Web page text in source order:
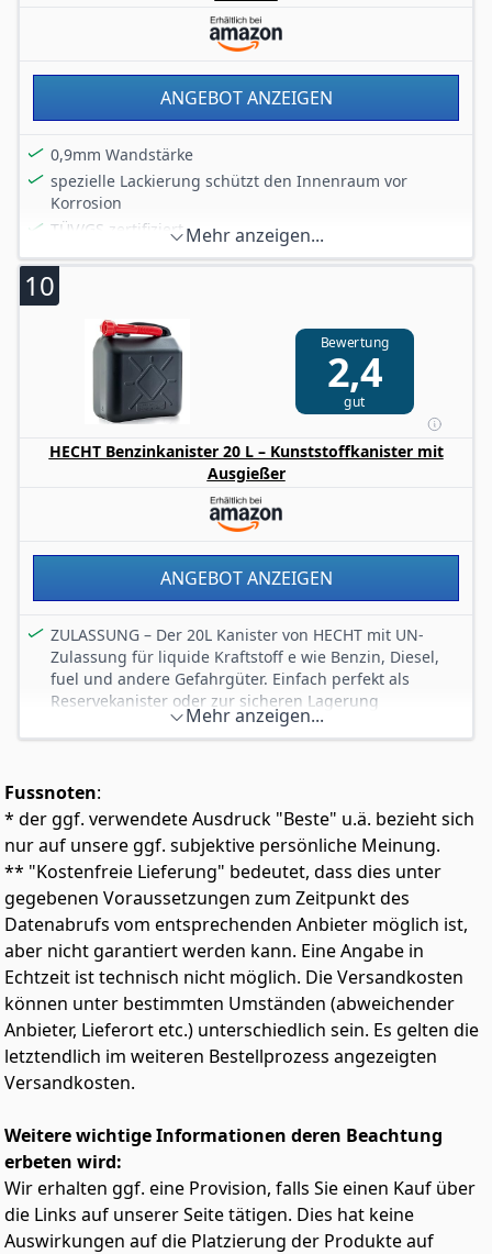
ANGEBOT ANZEIGEN
0,9mm Wandstärke
spezielle Lackierung schützt den Innenraum vor
Korrosion
TÜV/GS zertifiziert
UN Zulassung für Gefahrguttransporte
Mehr anzeigen...
10
Bewertung
2,4
gut
HECHT Benzinkanister 20 L – Kunststoffkanister mit
Ausgießer
ANGEBOT ANZEIGEN
ZULASSUNG – Der 20L Kanister von HECHT mit UN-
Zulassung für liquide Kraftstoff e wie Benzin, Diesel,
fuel und andere Gefahrgüter. Einfach perfekt als
Reservekanister oder zur sicheren Lagerung
HOCHWERTIGES MATERIAL – Der PE Kunststoff macht
Blechkanistern: Geringes Gewicht im leer Zustand &
kein Rost
PERFEKTES HANDLING – Der kompakte
Treibstoffkanister lässt sich ideal verstauen oder
mühelos am Handgriff transportieren. Dank
beiliegendem Auslaufrohr kann der Sprit bequem,
ohne Trichter in den Tank
MADE IN EUROPA – Hergestellt wird der Benzinkanister
umweltbewusst, nach allen EU-Richtlinien und erfüllt
jegliche Sicherheitsstandards. So helfen wir den CO2-
Fußabdruck zu reduzieren
HECHT QUALITÄT – Egal ob Tankkanister, Stahlkanister,
Benzinflasche, Metall Dieselkanne, Stahlblechkanister,
Ölkanister oder petrol fürs Motorrad, setzen auch Sie
Mehr anzeigen...
Fussnoten:
* der ggf. verwendete Ausdruck "Beste" u.ä. bezieht sich
nur auf unsere ggf. subjektive persönliche Meinung.
** "Kostenfreie Lieferung" bedeutet, dass dies unter
gegebenen Voraussetzungen zum Zeitpunkt des
Datenabrufs vom entsprechenden Anbieter möglich ist,
aber nicht garantiert werden kann. Eine Angabe in
Echtzeit ist technisch nicht möglich. Die Versandkosten
können unter bestimmten Umständen (abweichender
Anbieter, Lieferort etc.) unterschiedlich sein. Es gelten die
letztendlich im weiteren Bestellprozess angezeigten
Versandkosten.
Weitere wichtige Informationen deren Beachtung
erbeten wird:
Wir erhalten ggf. eine Provision, falls Sie einen Kauf über
die Links auf unserer Seite tätigen. Dies hat keine
Auswirkungen auf die Platzierung der Produkte auf